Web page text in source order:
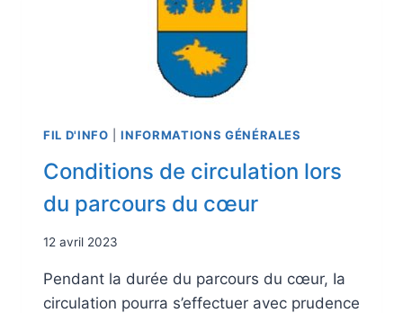
FIL D'INFO |INFORMATIONS GÉNÉRALES
Conditions de circulation lors
du parcours du cœur
12 avril 2023
Pendant la durée du parcours du cœur, Ia
circulation pourra s’effectuer avec prudence